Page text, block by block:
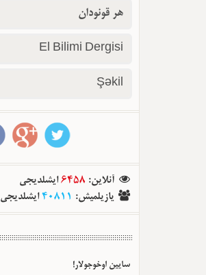
هر قونودان
El Bilimi Dergisi
Şəkil
آنلاین:
6458ایشلدیجی
یازیلمیش:
40811ایشلدیجی
سایین اوخوجولار!